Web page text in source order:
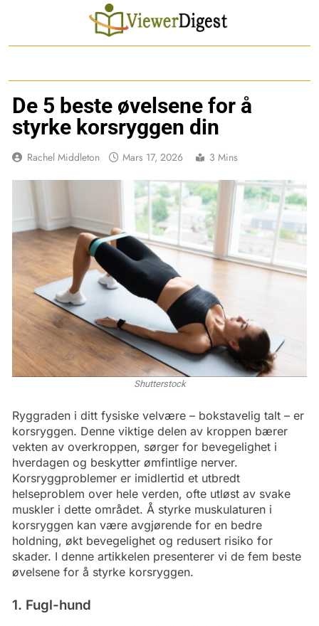
De 5 beste øvelsene for å
styrke korsryggen din
Rachel Middleton Mars 17, 2026 3 Mins
Shutterstock
Ryggraden i ditt fysiske velvære – bokstavelig talt – er
korsryggen. Denne viktige delen av kroppen bærer
vekten av overkroppen, sørger for bevegelighet i
hverdagen og beskytter ømfintlige nerver.
Korsryggproblemer er imidlertid et utbredt
helseproblem over hele verden, ofte utløst av svake
muskler i dette området. Å styrke muskulaturen i
korsryggen kan være avgjørende for en bedre
holdning, økt bevegelighet og redusert risiko for
skader. I denne artikkelen presenterer vi de fem beste
øvelsene for å styrke korsryggen.
1. Fugl-hund